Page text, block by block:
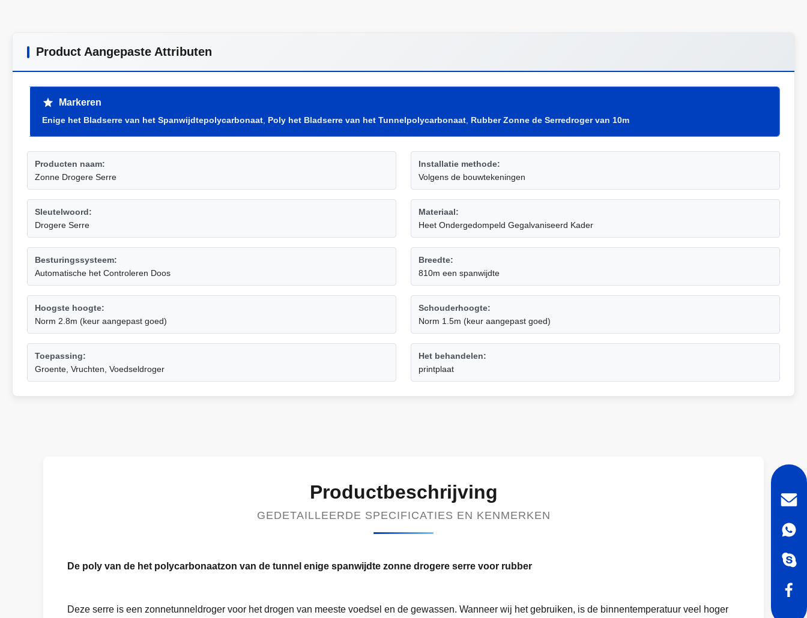
Product Aangepaste Attributen
Markeren
Enige het Bladserre van het Spanwijdtepolycarbonaat Poly het Bladserre van het Tunnelpolycarbonaat Rubber Zonne de Serredroger van 10m
Producten naam:
Zonne Drogere Serre
Installatie methode:
Volgens de bouwtekeningen
Sleutelwoord:
Drogere Serre
Materiaal:
Heet Ondergedompeld Gegalvaniseerd Kader
Besturingssysteem:
Automatische het Controleren Doos
Breedte:
810m een spanwijdte
Hoogste hoogte:
Norm 2.8m (keur aangepast goed)
Schouderhoogte:
Norm 1.5m (keur aangepast goed)
Toepassing:
Groente, Vruchten, Voedseldroger
Het behandelen:
printplaat
Productbeschrijving
GEDETAILLEERDE SPECIFICATIES EN KENMERKEN
De poly van de het polycarbonaatzon van de tunnel enige spanwijdte zonne drogere serre voor rubber
Deze serre is een zonnetunneldroger voor het drogen van meeste voedsel en de gewassen. Wanneer wij het gebruiken, is de binnentemperatuur veel hoger